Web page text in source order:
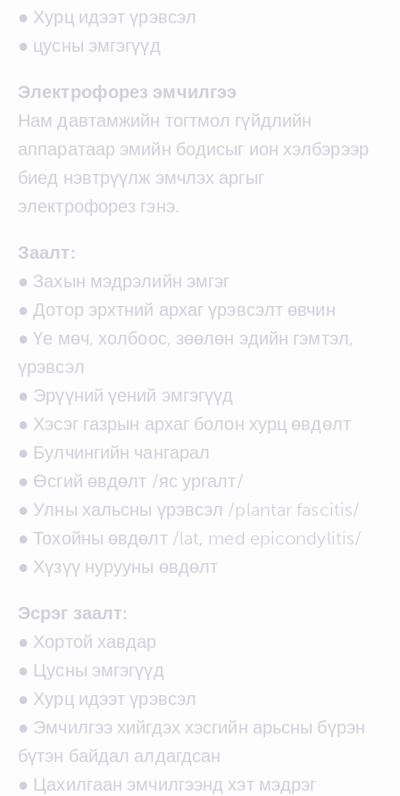
● Хурц идээт үрэвсэл
● цусны эмгэгүүд
Электрофорез эмчилгээ
Нам давтамжийн тогтмол гүйдлийн
аппаратаар эмийн бодисыг ион хэлбэрээр
биед нэвтрүүлж эмчлэх аргыг
электрофорез гэнэ.
Заалт:
● Захын мэдрэлийн эмгэг
● Дотор эрхтний архаг үрэвсэлт өвчин
● Үе мөч, холбоос, зөөлөн эдийн гэмтэл,
үрэвсэл
● Эрүүний үений эмгэгүүд
● Хэсэг газрын архаг болон хурц өвдөлт
● Булчингийн чангарал
● Өсгий өвдөлт /яс ургалт/
● Улны хальсны үрэвсэл /plantar fascitis/
● Тохойны өвдөлт /lat, med epicondylitis/
● Хүзүү нурууны өвдөлт
Эсрэг заалт:
● Хортой хавдар
● Цусны эмгэгүүд
● Хурц идээт үрэвсэл
● Эмчилгээ хийгдэх хэсгийн арьсны бүрэн
бүтэн байдал алдагдсан
● Цахилгаан эмчилгээнд хэт мэдрэг